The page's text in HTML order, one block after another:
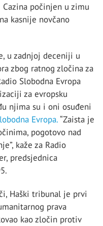
počinjen u zimu
kasnije novčano
u zadnjoj deceniji u
zbog ratnog zločina za
Slobodna Evropa
za evropsku
njima su i oni osuđeni
Evropa.“Zaista je
pogotovo nad
kaže za Radio
predsjednica
Haški tribunal je prvi
prava
kao zločin protiv